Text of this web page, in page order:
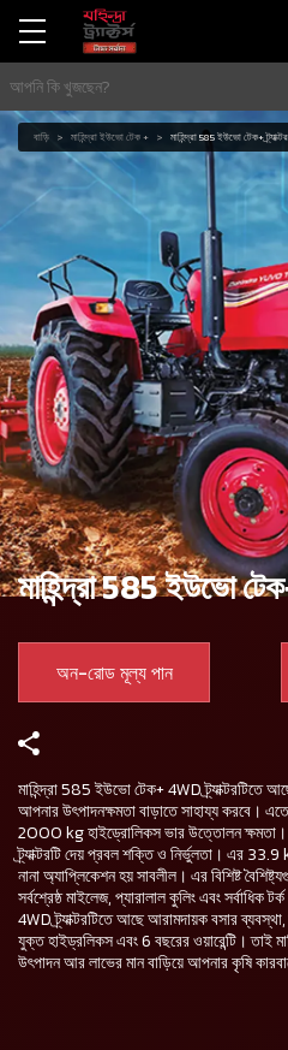
বাড়ি মাহিন্দ্রা ইউভো টেক + মাহিন্দ্রা 585 ইউভো টেক+ ট্র্যাক্টর
মাহিন্দ্রা 585 ইউভো টেক+
অন-রোড মূল্য পান
মাহিন্দ্রা 585 ইউভো টেক+ 4WD ট্র্যাক্টরটিতে
আপনার উৎপাদনক্ষমতা বাড়াতে সাহায্য করবে।
2000 kg হাইড্রোলিকস ভার উত্তোলন ক্ষমতা।
ট্র্যাক্টরটি দেয় প্রবল শক্তি ও নির্ভুলতা। এর
নানা অ্যাপ্লিকেশন হয় সাবলীল। এর বিশিষ্ট
সর্বশ্রেষ্ঠ মাইলেজ, প্যারালাল কুলিং এবং
4WD ট্র্যাক্টরটিতে আছে আরামদায়ক বসার ব্যবস্থা,
যুক্ত হাইড্রলিকস এবং 6 বছরের ওয়ারেন্টি। তাই
উৎপাদন আর লাভের মান বাড়িয়ে আপনার কৃষি